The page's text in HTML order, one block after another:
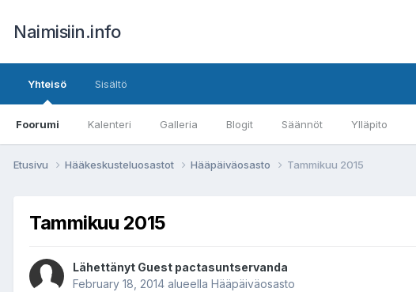
Naimisiin.info
Yhteisö
Foorumi Kalenteri Galleria Blogit Säännöt Ylläpito
Sisältö
Etusivu Hääkeskusteluosastot Hääpäiväosasto Tammikuu 2015
Tammikuu 2015
Lähettänyt Guest pactasuntservanda
February 18, 2014 alueella Hääpäiväosasto